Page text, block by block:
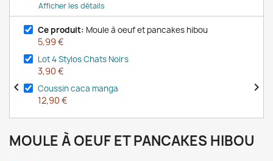
Afficher les détails
Ce produit: Moule à oeuf et pancakes hibou
5,99 €
Lot 4 Stylos Chats Noirs
3,90 €
Coussin caca manga
12,90 €
 
MOULE À OEUF ET PANCAKES HIBOU